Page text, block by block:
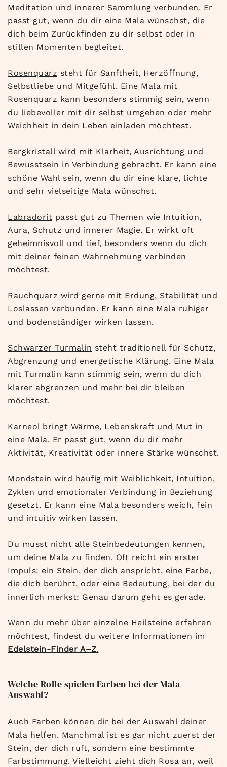
Meditation und innerer Sammlung verbunden. Er
passt gut, wenn du dir eine Mala wünschst, die
dich beim Zurückfinden zu dir selbst oder in
stillen Momenten begleitet.
Rosenquarz steht für Sanftheit, Herzöffnung,
Selbstliebe und Mitgefühl. Eine Mala mit
Rosenquarz kann besonders stimmig sein, wenn
du liebevoller mit dir selbst umgehen oder mehr
Weichheit in dein Leben einladen möchtest.
Bergkristallwird mit Klarheit, Ausrichtung und
Bewusstsein in Verbindung gebracht. Er kann eine
schöne Wahl sein, wenn du dir eine klare, lichte
und sehr vielseitige Mala wünschst.
Labradorit passt gut zu Themen wie Intuition,
Aura, Schutz und innerer Magie. Er wirkt oft
geheimnisvoll und tief, besonders wenn du dich
mit deiner feinen Wahrnehmung verbinden
möchtest.
Rauchquarz wird gerne mit Erdung, Stabilität und
Loslassen verbunden. Er kann eine Mala ruhiger
und bodenständiger wirken lassen.
Schwarzer Turmalin steht traditionell für Schutz,
Abgrenzung und energetische Klärung. Eine Mala
mit Turmalin kann stimmig sein, wenn du dich
klarer abgrenzen und mehr bei dir bleiben
möchtest.
Karneolbringt Wärme, Lebenskraft und Mut in
eine Mala. Er passt gut, wenn du dir mehr
Aktivität, Kreativität oder innere Stärke wünschst.
Mondstein wird häufig mit Weiblichkeit, Intuition,
Zyklen und emotionaler Verbindung in Beziehung
gesetzt. Er kann eine Mala besonders weich, fein
und intuitiv wirken lassen.
Du musst nicht alle Steinbedeutungen kennen,
um deine Mala zu finden. Oft reicht ein erster
Impuls: ein Stein, der dich anspricht, eine Farbe,
die dich berührt, oder eine Bedeutung, bei der du
innerlich merkst: Genau darum geht es gerade.
Wenn du mehr über einzelne Heilsteine erfahren
möchtest, findest du weitere Informationen im
Edelstein-Finder A–Z.
Welche Rolle spielen Farben bei der Mala-
Auswahl?
Auch Farben können dir bei der Auswahl deiner
Mala helfen. Manchmal ist es gar nicht zuerst der
Stein, der dich ruft, sondern eine bestimmte
Farbstimmung. Vielleicht zieht dich Rosa an, weil